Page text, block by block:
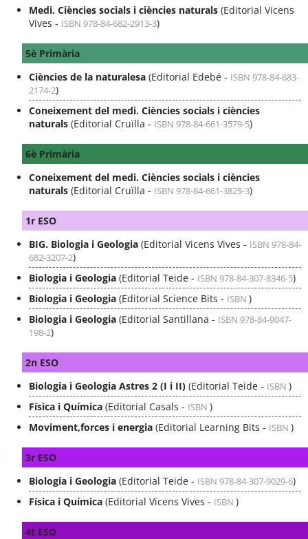
Medi. Ciències socials i ciències naturals (Editorial Vicens
Vives - ISBN 978-84-682-2913-3)
5è Primària
Ciències de la naturalesa (Editorial Edebé - ISBN 978-84-683-
2174-2)
Coneixement del medi. Ciències socials i ciències
naturals (Editorial Cruïlla - ISBN 978-84-661-3579-5)
6è Primària
Coneixement del medi. Ciències socials i ciències
naturals (Editorial Cruïlla - ISBN 978-84-661-3825-3)
1r ESO
BIG. Biologia i Geologia (Editorial Vicens Vives - ISBN 978-84-
682-3207-2)
Biologia i Geologia (Editorial Teide - ISBN 978-84-307-8346-5)
Biologia i Geologia (Editorial Science Bits - ISBN )
Biologia i Geologia (Editorial Santillana - ISBN 978-84-9047-
198-2)
2n ESO
Biologia i Geologia Astres 2 (I i II) (Editorial Teide - ISBN )
Física i Química (Editorial Casals - ISBN )
Moviment,forces i energia (Editorial Learning Bits - ISBN )
3r ESO
Biologia i Geologia (Editorial Teide - ISBN 978-84-307-9029-6)
Física i Química (Editorial Vicens Vives - ISBN )
4t ESO